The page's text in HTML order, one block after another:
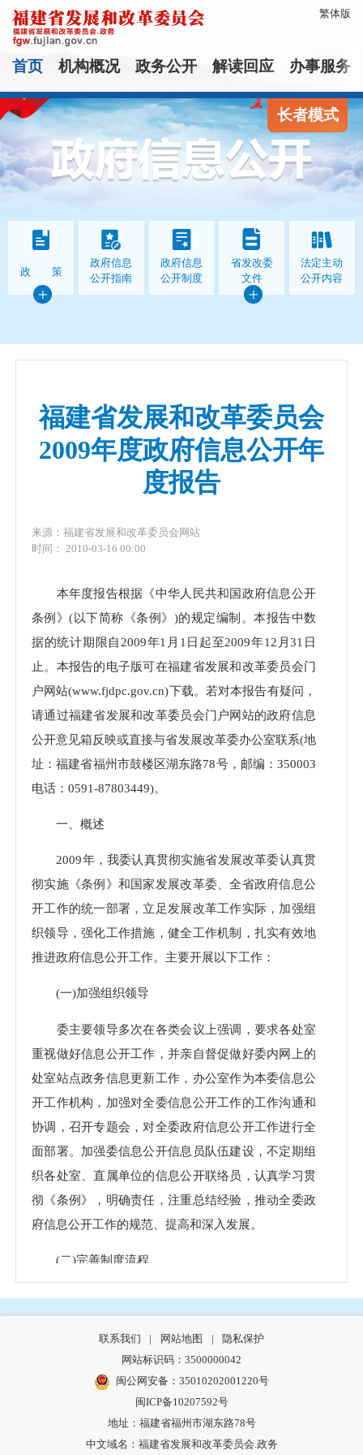
繁体版
首页 机构概况 政务公开 解读回应 办事服务
长者模式
政 策
政府信息
公开指南
政府信息
公开制度
省发改委
文件
法定主动
公开内容
福建省发展和改革委员会
2009年度政府信息公开年
度报告
来源：福建省发展和改革委员会网站
时间： 2010-03-16 00:00
本年度报告根据《中华人民共和国政府信息公开
条例》(以下简称《条例》)的规定编制。本报告中数
据的统计期限自2009年1月1日起至2009年12月31日
止。本报告的电子版可在福建省发展和改革委员会门
户网站(www.fjdpc.gov.cn)下载。若对本报告有疑问，
请通过福建省发展和改革委员会门户网站的政府信息
公开意见箱反映或直接与省发展改革委办公室联系(地
址：福建省福州市鼓楼区湖东路78号，邮编：350003
电话：0591-87803449)。
一、概述
2009年，我委认真贯彻实施省发展改革委认真贯
彻实施《条例》和国家发展改革委、全省政府信息公
开工作的统一部署，立足发展改革工作实际，加强组
织领导，强化工作措施，健全工作机制，扎实有效地
推进政府信息公开工作。主要开展以下工作：
(一)加强组织领导
委主要领导多次在各类会议上强调，要求各处室
重视做好信息公开工作，并亲自督促做好委内网上的
处室站点政务信息更新工作，办公室作为本委信息公
开工作机构，加强对全委信息公开工作的工作沟通和
协调，召开专题会，对全委政府信息公开工作进行全
面部署。加强委信息公开信息员队伍建设，不定期组
织各处室、直属单位的信息公开联络员，认真学习贯
彻《条例》，明确责任，注重总结经验，推动全委政
府信息公开工作的规范、提高和深入发展。
(二)完善制度流程
一是不断完善公开流程，把信息公开工作作为公
同时，进行保密审核和信息公开审核，做到信息制作
与审核同步，生成与公开同步。二是认真落实主动公
开政府信息送交工作制度、年度报告工作制度，以及
政府信息公开统计报送制度，及时、准确地向社会公
开我委的政府信息公开情况。三是不断完善依申请公
联系我们 | 网站地图 |
隐私保护
网站标识码：3500000042
闽公网安备：35010202001220号
闽ICP备10207592号
地址：福建省福州市湖东路78号
中文域名：福建省发展和改革委员会.政务